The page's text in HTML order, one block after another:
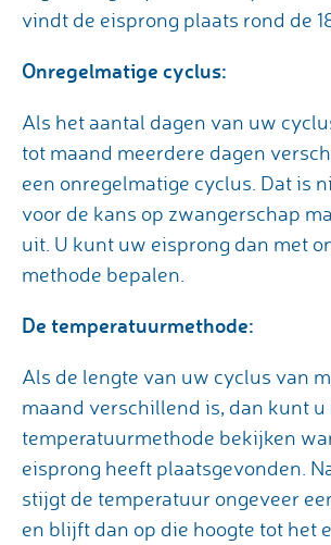
vindt de eisprong plaats rond de
Onregelmatige cyclus:
Als het aantal dagen van uw
tot maand meerdere dagen
een onregelmatige cyclus. Dat is
voor de kans op zwangerschap
uit. U kunt uw eisprong dan met
methode bepalen.
De temperatuurmethode:
Als de lengte van uw cyclus van
maand verschillend is, dan kunt u
temperatuurmethode bekijken
eisprong heeft plaatsgevonden.
stijgt de temperatuur ongeveer
en blijft dan op die hoogte tot het